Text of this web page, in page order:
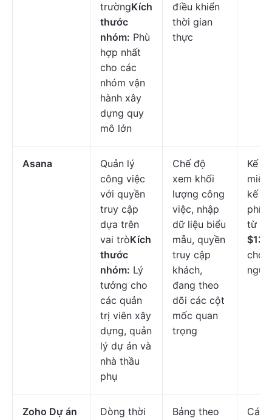
trườngKích
thước
nhóm: Phù
hợp nhất
cho các
nhóm vận
hành xây
dựng quy
mô lớn
điều khiển
thời gian
thực
Asana
Quản lý
công việc
với quyền
truy cập
dựa trên
vai tròKích
thước
nhóm: Lý
tưởng cho
các quản
trị viên xây
dựng, quản
lý dự án và
nhà thầu
phụ
Chế độ
xem khối
lượng công
việc, nhập
dữ liệu biểu
mẫu, quyền
truy cập
khách,
đang theo
dõi các cột
mốc quan
trọng
Kế
kế
phí
từ
cho
Zoho Dự án
Dòng thời
Bảng theo
Các